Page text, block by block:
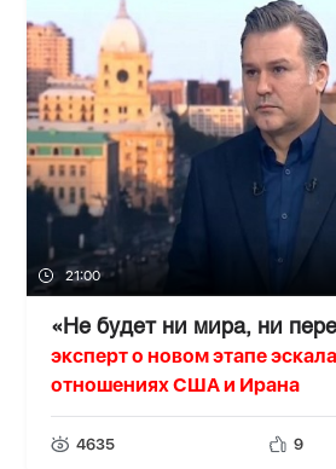
21:00
«Не будет ни мира, ни
эксперт о новом этапе
отношениях США и Ирана
4635 9